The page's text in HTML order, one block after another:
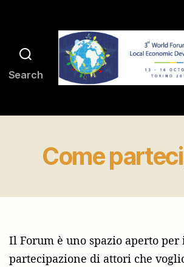
Search
Come
Il Forum è uno spazio aperto
partecipazione di attori che